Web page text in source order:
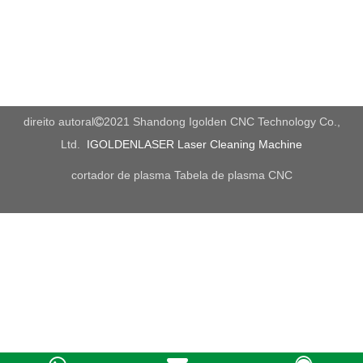
anexar seu bit de roteador. Para fazer isso, solte a parte que
garante o roteador bit para o fuso chamado Router Collet. Uma
vez afrouxado, você deve ser capaz de anexar o roteador.
lembrar de que maneira a rotação do bit está se movendo. Isso
Indústria de sinal: Sinal de acrílico, fazendo sinal de madeira,
direito autoral2021 Shandong Igolden CNC Technology Co.,
Ltd. IGOLDENLASER Laser Cleaning Machine
cortador de plasma Tabela de plasma CNC